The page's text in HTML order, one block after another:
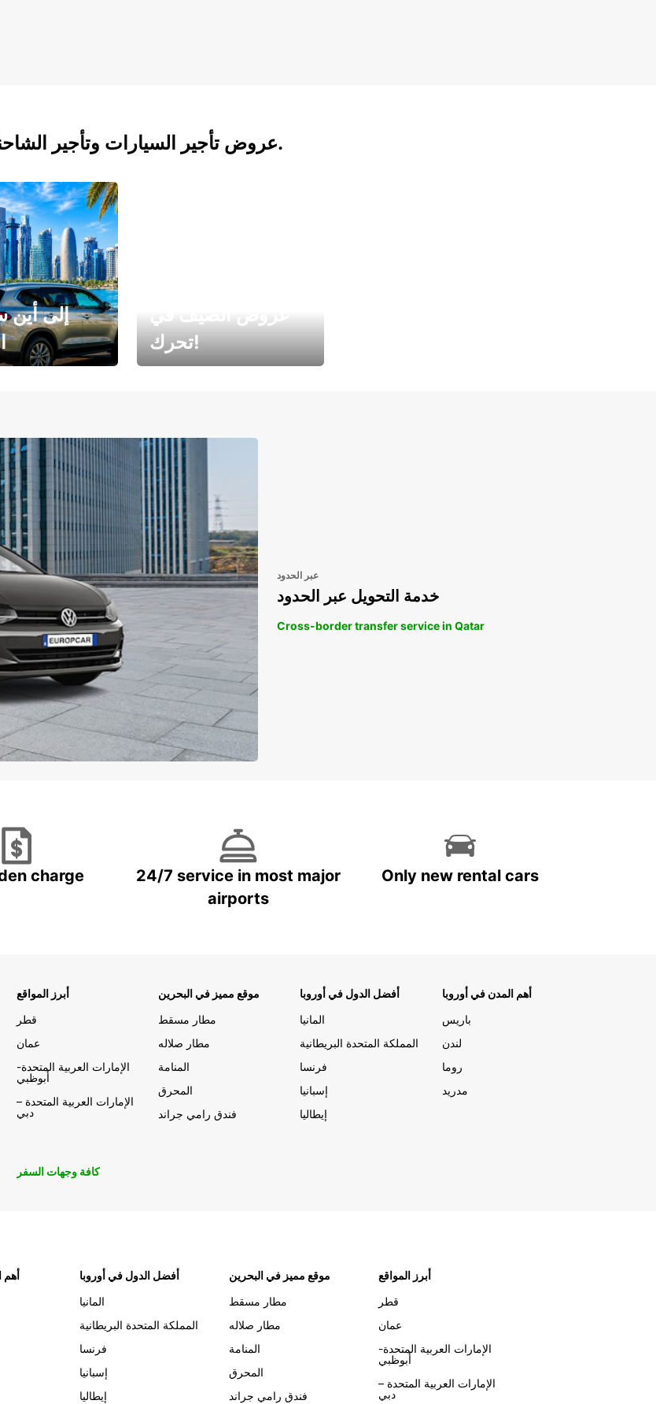
عروض تأجير السيارات وتأجير الشاحنات اليوم.
إلى أين
تحرك!
عبر الحدود
خدمة التحويل عبر الحدود
Cross-border transfer service in Qatar
charge
24/7 service in most major
airports
Only new rental cars
أبرز المواقع
قطر
عمان
الإمارات العربية المتحدة-
أبوظبي
الإمارات العربية المتحدة –
دبي
موقع مميز في البحرين
مطار مسقط
مطار صلاله
المنامة
المحرق
فندق رامي جراند
أفضل الدول في أوروبا
المانيا
المملكة المتحدة البريطانية
فرنسا
إسبانيا
إيطاليا
أهم المدن في أوروبا
باريس
لندن
روما
مدريد
كافة وجهات السفر
أهم
أفضل الدول في أوروبا
المانيا
المملكة المتحدة البريطانية
فرنسا
إسبانيا
إيطاليا
موقع مميز في البحرين
مطار مسقط
مطار صلاله
المنامة
المحرق
فندق رامي جراند
أبرز المواقع
قطر
عمان
الإمارات العربية المتحدة-
أبوظبي
الإمارات العربية المتحدة –
دبي